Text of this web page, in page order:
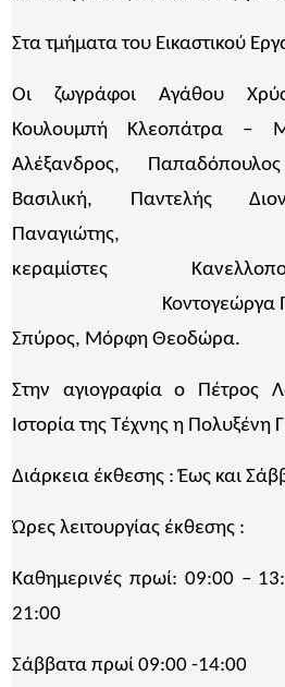
Στα τμήματα του Εικαστικού
Οι ζωγράφοι Αγάθου
Κουλουμπή Κλεοπάτρα –
Αλέξανδρος,
Βασιλική, Παντελής
Παναγιώτης,
κεραμίστες
Κοντογεώργα
Σπύρος, Μόρφη Θεοδώρα.
Στην αγιογραφία ο Πέτρος
Ιστορία της Τέχνης η Πολυξένη
Διάρκεια έκθεσης : Έως και
Ώρες λειτουργίας έκθεσης :
Καθημερινές πρωί: 09:00 –
21:00
Σάββατα πρωί 09:00 -14:00